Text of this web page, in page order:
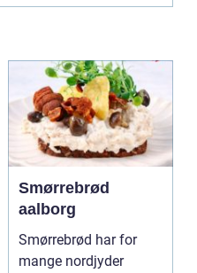
Smørrebrød
aalborg
Smørrebrød har for
mange nordjyder